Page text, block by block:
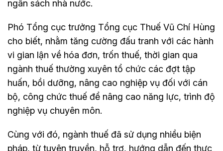
ngân sách nhà nước.
Phó Tổng cục trưởng Tổng cục Thuế Vũ Chí Hùng
cho biết, nhằm tăng cường đấu tranh với các hành
vi gian lận về hóa đơn, trốn thuế, thời gian qua
ngành thuế thường xuyên tổ chức các đợt tập
huấn, bồi dưỡng, nâng cao nghiệp vụ đối với cán
bộ, công chức thuế để nâng cao năng lực, trình độ
nghiệp vụ chuyên môn.
Cùng với đó, ngành thuế đã sử dụng nhiều biện
pháp, từ tuyên truyền, hỗ trợ, hướng dẫn đến thực